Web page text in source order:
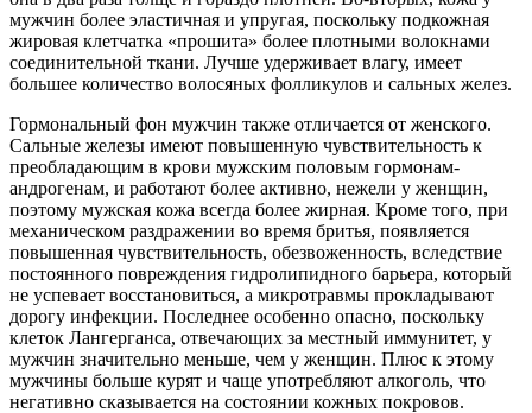
мужчин более эластичная и упругая, поскольку подкожная
жировая клетчатка «прошита» более плотными волокнами
соединительной ткани. Лучше удерживает влагу, имеет
большее количество волосяных фолликулов и сальных желез.
Гормональный фон мужчин также отличается от женского.
Сальные железы имеют повышенную чувствительность к
преобладающим в крови мужским половым гормонам-
андрогенам, и работают более активно, нежели у женщин,
поэтому мужская кожа всегда более жирная. Кроме того, при
механическом раздражении во время бритья, появляется
повышенная чувствительность, обезвоженность, вследствие
постоянного повреждения гидролипидного барьера, который
не успевает восстановиться, а микротравмы прокладывают
дорогу инфекции. Последнее особенно опасно, поскольку
клеток Лангерганса, отвечающих за местный иммунитет, у
мужчин значительно меньше, чем у женщин. Плюс к этому
мужчины больше курят и чаще употребляют алкоголь, что
негативно сказывается на состоянии кожных покровов.